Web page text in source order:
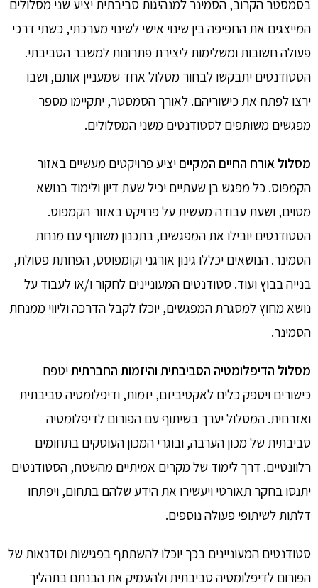
בסמסטר הקרוב, הסמינר למנהיגות סביבתית יציע שני מסלולים
המייצגים את החפיפה בין שינוי אישי לשינוי מערכתי, כשתי דרכי
פעולה חשובות ומשלימות ליצירת פתרונות למשבר הסביבתי.
הסטודנטים יתבקשו לבחור מסלול אחד שמעניין אותם, ושבו
ירצו לפתח את כישוריהם. לאורך הסמסטר, יתקיימו מספר
מפגשים משותפים לסטודנטים משני המסלולים.
מסלול אורח החיים המקיים יציע פרויקטים מעשיים באזור
הקמפוס. כל מפגש בן שעתיים יכיל שעת דיון ולימוד בנושא
מסוים, ושעת עבודה מעשית על פרויקט באזור הקמפוס.
הסטודנטים יובילו את המפגשים, בתכנון משותף עם מנחת
הסמינר. הנושאים יכללו גינון אורגני וקומפוסט, הפחתת פסולת,
בנייה בבוץ ועוד. סטודנטים המעוניינים לחקור ו/או לעבוד על
נושא מחוץ למסגרת המפגשים, יוכלו לקבל הדרכה וליווי ממנחת
הסמינר.
מסלול הדיפלומטיה הסביבתית והיזמות החברתיתיטפח
כישורים ויספק כלים לאקטיביזם, יזמות, ודיפלומטיה סביבתית
ואזרחית. המסלול יערך בשיתוף עם הפורום לדיפלומטיה
סביבתית של מכון הערבה, ובוגרי המכון העוסקים בתחומים
רלוונטיים. דרך לימוד של מקרים אמיתיים מהשטח, הסטודנטים
יתנסו בחקר תאורטי ויעשירו את הידע שלהם בתחום, ויפתחו
דלתות לשיתופי פעולה נוספים.
סטודנטים המעוניינים בכך יוכלו להשתתף בפגישות וסדנאות של
הפורום לדיפלומטיה סביבתית ולהעמיק את הבנתם בתהליך